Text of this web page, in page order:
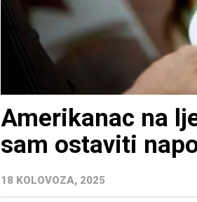
Amerikanac na
sam ostaviti
18 KOLOVOZA, 2025